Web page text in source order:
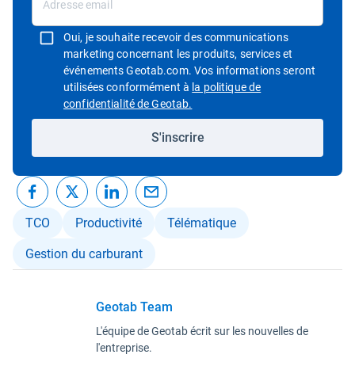
Oui, je souhaite recevoir des communications
marketing concernant les produits, services et
événements Geotab.com. Vos informations seront
utilisées conformément à la politique de
confidentialité de Geotab.
S'inscrire
TCO Productivité Télématique
Gestion du carburant
Geotab Team
L'équipe de Geotab écrit sur les nouvelles de
l'entreprise.